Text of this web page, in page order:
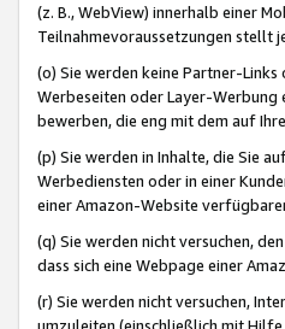
(z. B., WebView) innerhalb einer
Teilnahmevoraussetzungen stellt
(o) Sie werden keine Partner-
Werbeseiten oder Layer-
bewerben, die eng mit dem auf
(p) Sie werden in Inhalte, die Sie
Werbediensten oder in einer
einer Amazon-Website
(q) Sie werden nicht versuchen, den
dass sich eine Webpage einer
(r) Sie werden nicht versuchen,
umzuleiten (einschließlich mit